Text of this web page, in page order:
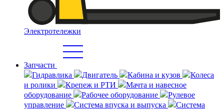
Электротележки
Запчасти
Гидравлика
Двигатель Кабина и кузов
Колеса
и ролики
Крепеж и РТИ
Мачта и навесное
оборудование
Рабочее оборудование
Рулевое
управление
Система впуска и выпуска
Система